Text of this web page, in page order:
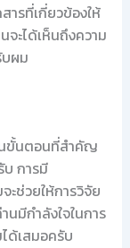
ารที่เกี่ยวข้องให้
ะได้เห็นถึงความ
บผม
นขั้นตอนที่สำคัญ
บ การมี
ะช่วยให้การวิจัย
มีกำลังใจในการ
ด้เสมอครับ